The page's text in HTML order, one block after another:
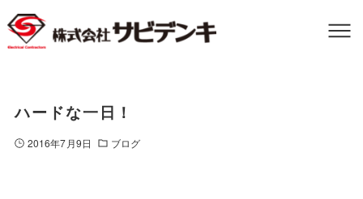
ハードな一日！
2016年7月9日 ブログ